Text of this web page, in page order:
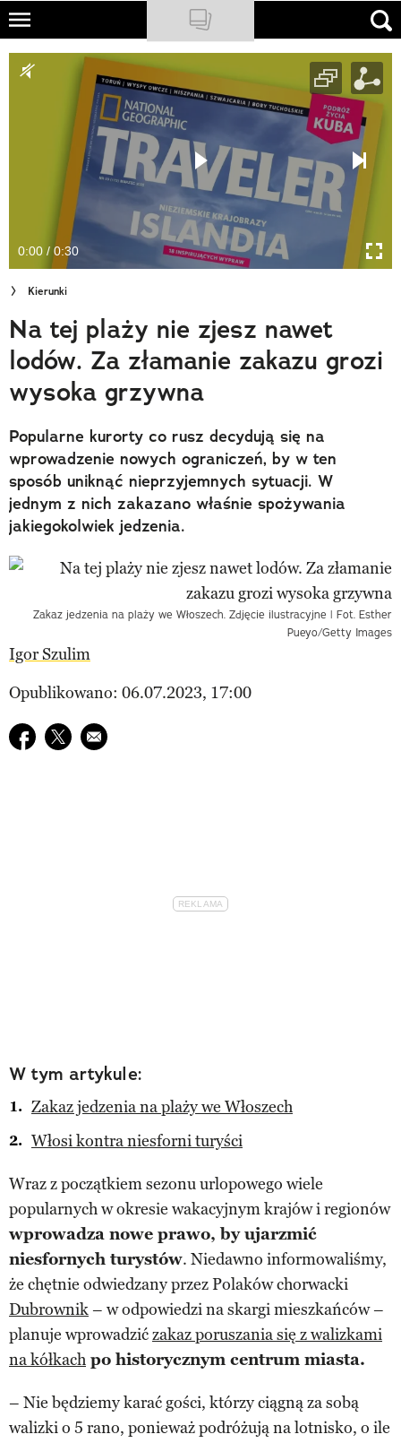
Skip
main
NATIONAL GEOGRAPHIC
TRAVELER
PODCASTY
Newsletter
Cuda Polski
Wielki Konkurs Fotograficzny
Trendbook Podróżniczy
Polecane
0:00 / 0:30
Kierunki
Na tej plaży nie zjesz nawet
lodów. Za złamanie zakazu grozi
wysoka grzywna
Popularne kurorty co rusz decydują się na
wprowadzenie nowych ograniczeń, by w ten
sposób uniknąć nieprzyjemnych sytuacji. W
jednym z nich zakazano właśnie spożywania
jakiegokolwiek jedzenia.
Zakaz jedzenia na plaży we Włoszech. Zdjęcie ilustracyjne | Fot. Esther
Pueyo/Getty Images
Igor Szulim
Opublikowano: 06.07.2023, 17:00
Udostępnij na facebook
Udostępnij na twitter
E-mail do przyjaciela
W tym artykule:
Zakaz jedzenia na plaży we Włoszech
Włosi kontra niesforni turyści
Wraz z początkiem sezonu urlopowego wiele
popularnych w okresie wakacyjnym krajów i regionów
wprowadza nowe prawo, by ujarzmić
niesfornych turystów. Niedawno informowaliśmy,
że chętnie odwiedzany przez Polaków chorwacki
Dubrownik– w odpowiedzi na skargi mieszkańców –
planuje wprowadzićzakaz poruszania się z walizkami
na kółkach po historycznym centrum miasta.
– Nie będziemy karać gości, którzy ciągną za sobą
walizki o 5 rano, ponieważ podróżują na lotnisko, o ile